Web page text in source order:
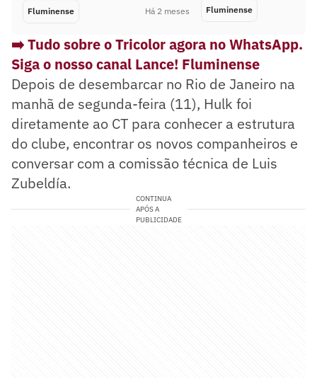
Fluminense Há 2 meses Fluminense
➡️ Tudo sobre o Tricolor agora no WhatsApp.
Siga o nosso canal Lance! Fluminense
Depois de desembarcar no Rio de Janeiro na
manhã de segunda-feira (11), Hulk foi
diretamente ao CT para conhecer a estrutura
do clube, encontrar os novos companheiros e
conversar com a comissão técnica de Luis
Zubeldía.
CONTINUA
APÓS A
PUBLICIDADE